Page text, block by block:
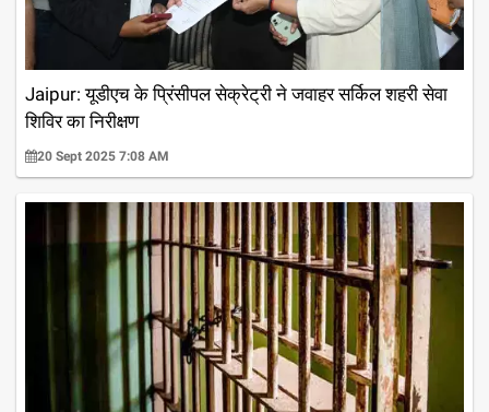
Jaipur: यूडीएच के प्रिंसीपल सेक्रेट्री ने जवाहर सर्किल शहरी सेवा
शिविर का निरीक्षण
20 Sept 2025 7:08 AM